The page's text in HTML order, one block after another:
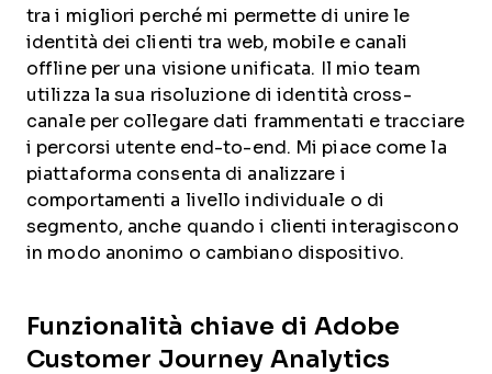
tra i migliori perché mi permette di unire le
identità dei clienti tra web, mobile e canali
offline per una visione unificata. Il mio team
utilizza la sua risoluzione di identità cross-
canale per collegare dati frammentati e tracciare
i percorsi utente end-to-end. Mi piace come la
piattaforma consenta di analizzare i
comportamenti a livello individuale o di
segmento, anche quando i clienti interagiscono
in modo anonimo o cambiano dispositivo.
Funzionalità chiave di Adobe
Customer Journey Analytics